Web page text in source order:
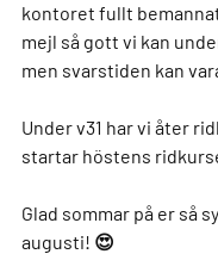
kontoret fullt
mejl så gott vi kan
men svarstiden kan
Under v31 har vi åter
startar höstens
Glad sommar på er så
augusti! 😍